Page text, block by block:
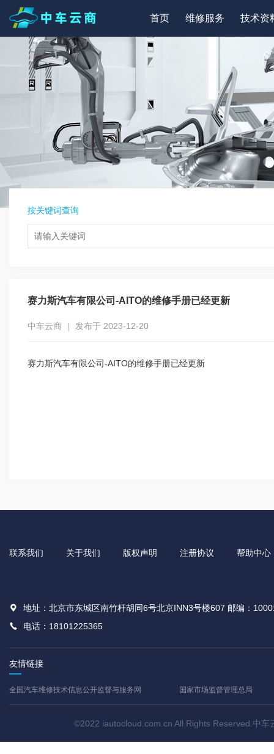
首页 维修服务 技术资
按关键词查询
赛力斯汽车有限公司-AITO的维修手册已经更新
中车云商 ｜ 发布于 2023-12-20
赛力斯汽车有限公司-AITO的维修手册已经更新
联系我们 关于我们 版权声明 注册协议 帮助中心
地址：北京市东城区南竹杆胡同6号北京INN3号楼607 邮编：
电话：18101225365
友情链接
全国汽车维修技术信息公开监督与服务网 国家市场监督管理总局
©2022 iautocloud.com.cn All Rights Reserved.中